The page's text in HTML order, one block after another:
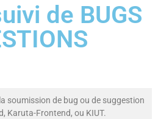
de BUGS
soumission de bug ou de suggestion
Karuta-Frontend, ou KIUT.